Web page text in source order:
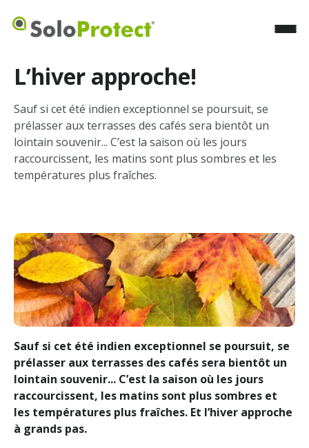
L’hiver approche!
Sauf si cet été indien exceptionnel se poursuit, se
prélasser aux terrasses des cafés sera bientôt un
lointain souvenir... C’est la saison où les jours
raccourcissent, les matins sont plus sombres et les
températures plus fraîches.
Sauf si cet été indien exceptionnel se poursuit, se
prélasser aux terrasses des cafés sera bientôt un
lointain souvenir... C’est la saison où les jours
raccourcissent, les matins sont plus sombres et
les températures plus fraîches. Et l’hiver approche
à grands pas.